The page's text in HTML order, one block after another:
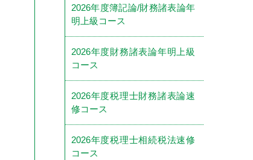
2026年度簿記論/財務諸表論年
明上級コース
2026年度財務諸表論年明上級
コース
2026年度税理士財務諸表論速
修コース
2026年度税理士相続税法速修
コース